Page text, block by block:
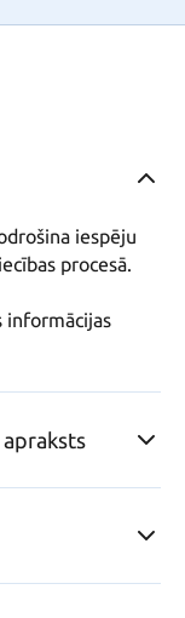
iespēju
procesā.
informācijas